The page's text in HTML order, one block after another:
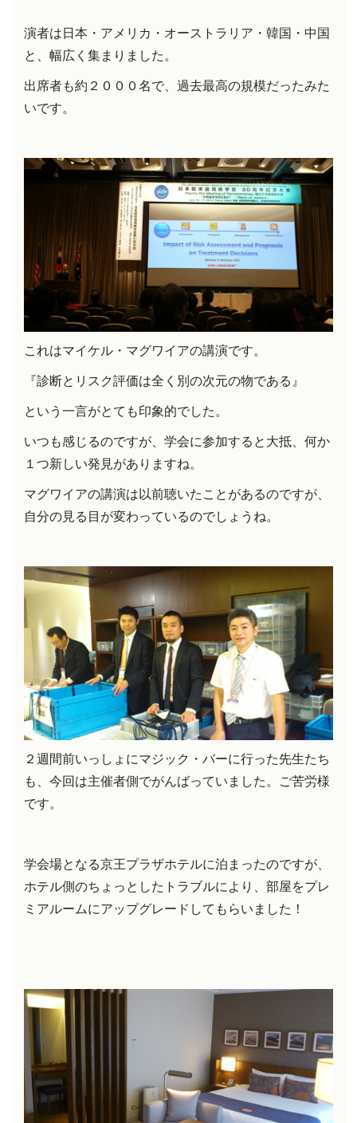
演者は日本・アメリカ・オーストラリア・韓国・中国
と、幅広く集まりました。
出席者も約２０００名で、過去最高の規模だったみた
いです。
これはマイケル・マグワイアの講演です。
『診断とリスク評価は全く別の次元の物である』
という一言がとても印象的でした。
いつも感じるのですが、 学会に参加すると大抵、何か
１つ新しい発見がありますね。
マグワイアの講演は以前聴いたことがあるのですが、
自分の見る目が変わっているのでしょうね。
２週間前いっしょにマジック・バーに行った先生たち
も、今回は主催者側でがんばっていました。ご苦労様
です。
学会場となる京王プラザホテルに泊まったのですが、
ホテル側のちょっとしたトラブルにより、部屋をプレ
ミアルームにアップグレードしてもらいました！